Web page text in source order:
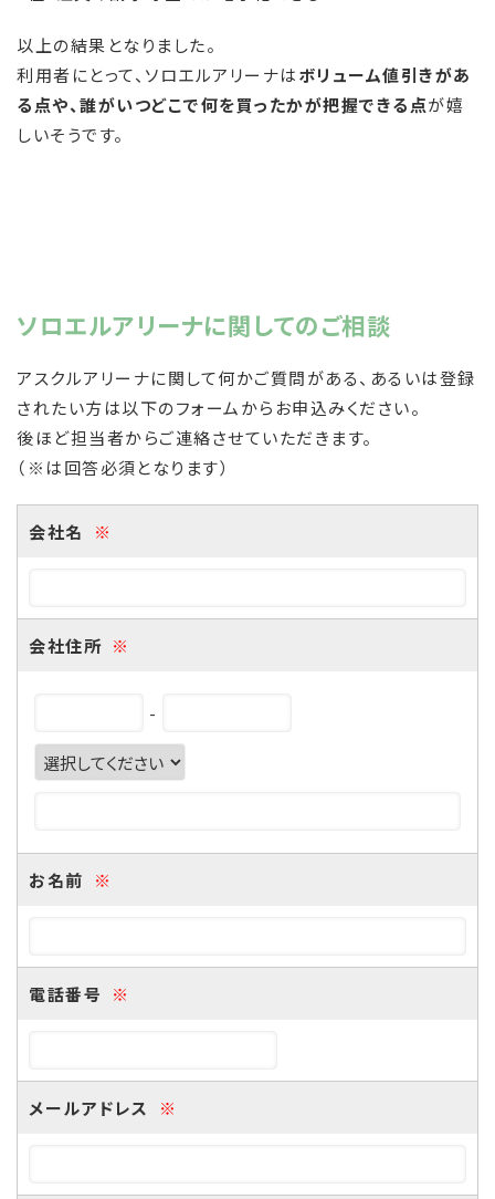
以上の結果となりました。
利用者にとって、ソロエルアリーナはボリューム値引きがあ
る点や、誰がいつどこで何を買ったかが把握できる点が嬉
しいそうです。
ソロエルアリーナに関してのご相談
アスクルアリーナに関して何かご質問がある、あるいは登録
されたい方は以下のフォームからお申込みください。
後ほど担当者からご連絡させていただきます。
（※は回答必須となります）
会社名 ※
会社住所 ※
-
お名前 ※
電話番号 ※
メールアドレス ※